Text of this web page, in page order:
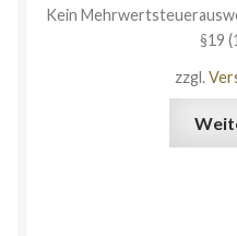
Kein
§19
zzgl.